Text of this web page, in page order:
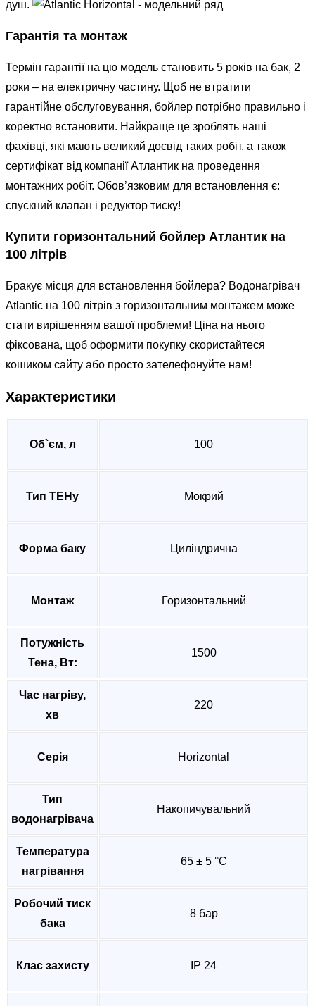
душ.
Гарантія та монтаж
Термін гарантії на цю модель становить 5 років на бак, 2
роки – на електричну частину. Щоб не втратити
гарантійне обслуговування, бойлер потрібно правильно і
коректно встановити. Найкраще це зроблять наші
фахівці, які мають великий досвід таких робіт, а також
сертифікат від компанії Атлантик на проведення
монтажних робіт. Обов’язковим для встановлення є:
спускний клапан і редуктор тиску!
Купити горизонтальний бойлер Атлантик на
100 літрів
Бракує місця для встановлення бойлера? Водонагрівач
Atlantic на 100 літрів з горизонтальним монтажем може
стати вирішенням вашої проблеми! Ціна на нього
фіксована, щоб оформити покупку скористайтеся
кошиком сайту або просто зателефонуйте нам!
Характеристики
Об`єм, л 100
Тип ТЕНу Мокрий
Форма баку Циліндрична
Монтаж Горизонтальний
Потужність
Тена, Вт:
1500
Час нагріву,
хв
220
Серія Horizontal
Тип
водонагрівача
Накопичувальний
Температура
нагрівання
65 ± 5 °C
Робочий тиск
бака
8 бар
Клас захисту IP 24